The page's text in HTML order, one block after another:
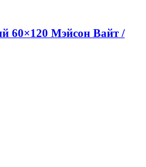
60×120 Мэйсон Вайт /